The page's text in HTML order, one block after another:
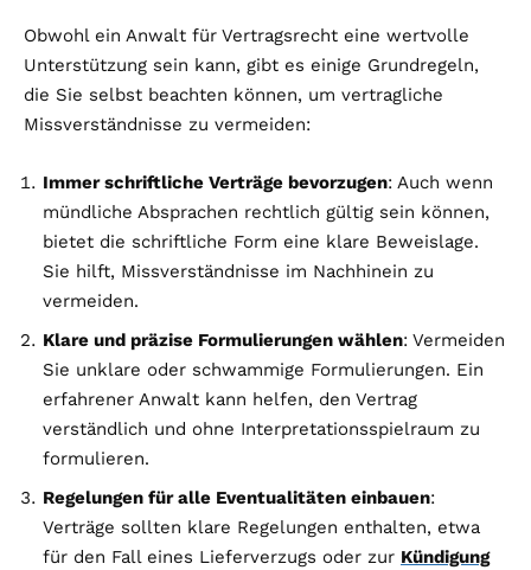
Obwohl ein Anwalt für Vertragsrecht eine wertvolle
Unterstützung sein kann, gibt es einige Grundregeln,
die Sie selbst beachten können, um vertragliche
Missverständnisse zu vermeiden:
Immer schriftliche Verträge bevorzugen: Auch wenn
mündliche Absprachen rechtlich gültig sein können,
bietet die schriftliche Form eine klare Beweislage.
Sie hilft, Missverständnisse im Nachhinein zu
vermeiden.
Klare und präzise Formulierungen wählen: Vermeiden
Sie unklare oder schwammige Formulierungen. Ein
erfahrener Anwalt kann helfen, den Vertrag
verständlich und ohne Interpretationsspielraum zu
formulieren.
Regelungen für alle Eventualitäten einbauen:
Verträge sollten klare Regelungen enthalten, etwa
für den Fall eines Lieferverzugs oder zur Kündigung